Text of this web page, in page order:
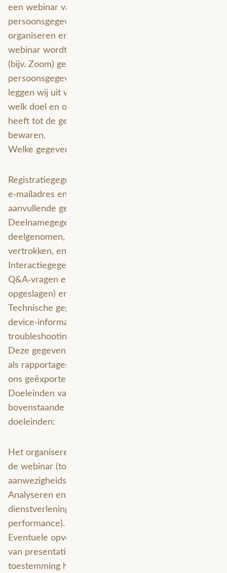
een webinar van Avineon Tensing verwerken wij
persoonsgegevens die noodzakelijk zijn voor het
organiseren en uitvoeren van de webinar. De
webinar wordt opgenomen en het webinarplatform
(bijv. Zoom) genereert rapportages die
persoonsgegevens kunnen bevatten. Hieronder
leggen wij uit welke gegevens wij verwerken, met
welk doel en op welke rechtsgrond, wie toegang
heeft tot de gegevens en hoe lang wij de gegevens
bewaren.
Welke gegevens verwerken wij?
Registratiegegevens, zoals: naam, organisatie,
e‑mailadres en eventuele door u opgegeven
aanvullende gegevens (functie, organisatie e.d.).
Deelnamegegevens, zoals: informatie of u heeft
deelgenomen, wanneer u bent toegetreden en
vertrokken, en totale tijdsduur in de sessie.
Interactiegegevens, zoals: poll‑antwoorden,
Q&A‑vragen en antwoorden, chatberichten (indien
opgeslagen) en post‑webinar survey‑responses.
Technische gegevens, zoals: IP‑adres en basis
device‑informatie (indien beschikbaar) voor
troubleshooting en beveiliging.
Deze gegevens kunnen door het webinarplatform
als rapportages beschikbaar worden gesteld en door
ons geëxporteerd (bijv. CSV).
Doeleinden van de verwerking Wij verwerken
bovenstaande gegevens voor de volgende
doeleinden:
Het organiseren en administratief afhandelen van
de webinar (toegang verlenen,
aanwezigheidsadministratie).
Analyseren en verbeteren van onze webinars en
dienstverlening (engagementstatistieken,
performance).
Eventuele opvolging (bijv. certificaten, distributie
van presentatiemateriaal) en, indien u daarvoor
toestemming heeft gegeven, marketingdoeleinden